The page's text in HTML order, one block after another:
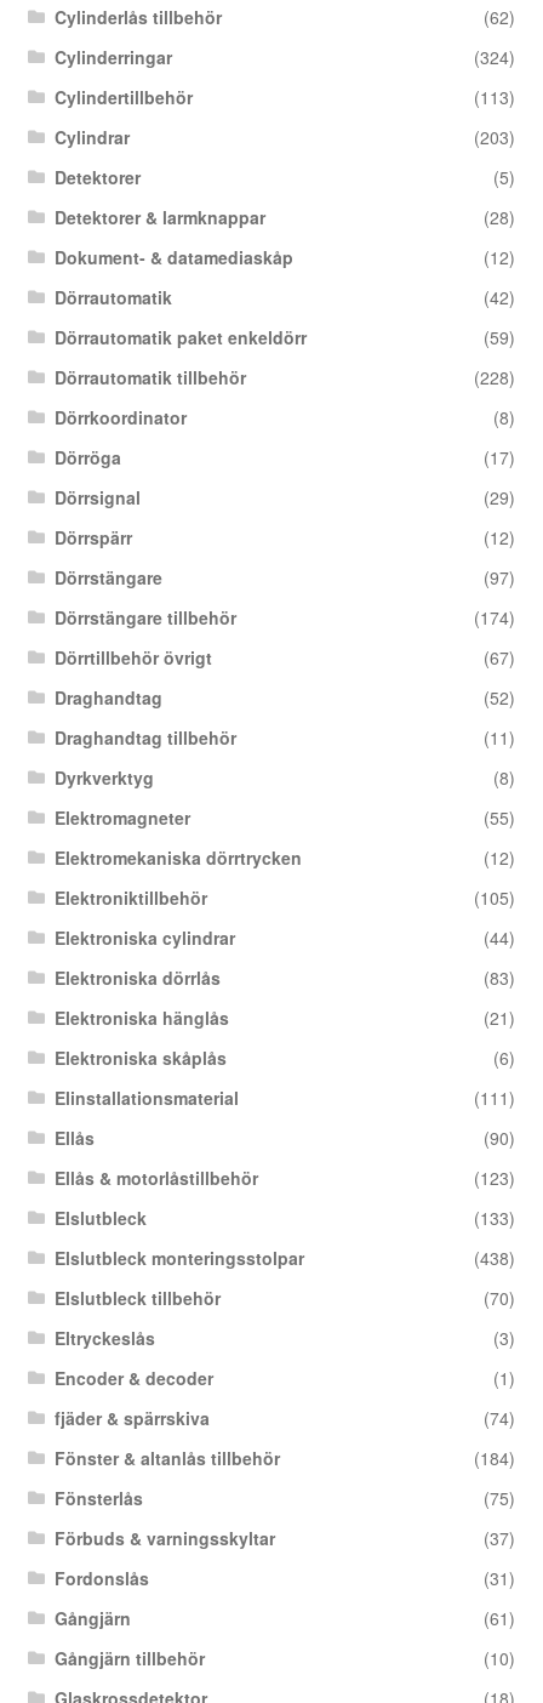
Cylinderlås tillbehör
(62)
Cylinderringar
(324)
Cylindertillbehör
(113)
Cylindrar
(203)
Detektorer
(5)
Detektorer & larmknappar
(28)
Dokument- & datamediaskåp
(12)
Dörrautomatik
(42)
Dörrautomatik paket enkeldörr
(59)
Dörrautomatik tillbehör
(228)
Dörrkoordinator
(8)
Dörröga
(17)
Dörrsignal
(29)
Dörrspärr
(12)
Dörrstängare
(97)
Dörrstängare tillbehör
(174)
Dörrtillbehör övrigt
(67)
Draghandtag
(52)
Draghandtag tillbehör
(11)
Dyrkverktyg
(8)
Elektromagneter
(55)
Elektromekaniska dörrtrycken
(12)
Elektroniktillbehör
(105)
Elektroniska cylindrar
(44)
Elektroniska dörrlås
(83)
Elektroniska hänglås
(21)
Elektroniska skåplås
(6)
Elinstallationsmaterial
(111)
Ellås
(90)
Ellås & motorlåstillbehör
(123)
Elslutbleck
(133)
Elslutbleck monteringsstolpar
(438)
Elslutbleck tillbehör
(70)
Eltryckeslås
(3)
Encoder & decoder
(1)
fjäder & spärrskiva
(74)
Fönster & altanlås tillbehör
(184)
Fönsterlås
(75)
Förbuds & varningsskyltar
(37)
Fordonslås
(31)
Gångjärn
(61)
Gångjärn tillbehör
(10)